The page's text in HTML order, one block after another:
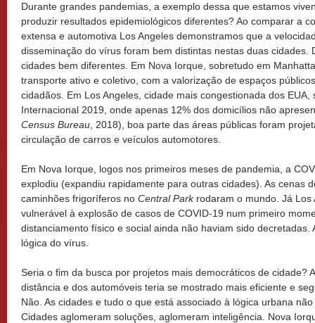
Durante grandes pandemias, a exemplo dessa que estamos
produzir resultados epidemiológicos diferentes? Ao comparar a
extensa e automotiva Los Angeles demonstramos que a
disseminação do vírus foram bem distintas nestas duas cidades.
cidades bem diferentes. Em Nova Iorque, sobretudo em
transporte ativo e coletivo, com a valorização de espaços
cidadãos. Em Los Angeles, cidade mais congestionada dos
Internacional 2019, onde apenas 12% dos domicílios não
Census Bureau , 2018), boa parte das áreas públicas foram
circulação de carros e veículos automotores.
Em Nova Iorque, logos nos primeiros meses de pandemia, a
explodiu (expandiu rapidamente para outras cidades). As cenas
caminhões frigoríferos no Central Parkrodaram o mundo. Já Los
vulnerável à explosão de casos de COVID-19 num primeiro
distanciamento físico e social ainda não haviam sido decretadas.
lógica do vírus.
Seria o fim da busca por projetos mais democráticos de cidade?
distância e dos automóveis teria se mostrado mais eficiente e
Não. As cidades e tudo o que está associado à lógica urbana
Cidades aglomeram soluções, aglomeram inteligência. Nova